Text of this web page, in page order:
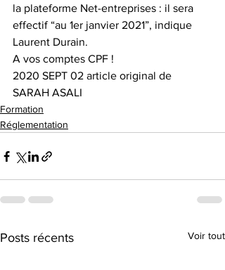
la plateforme Net-entreprises : il sera
effectif “au 1er janvier 2021”, indique
Laurent Durain.
A vos comptes CPF !
2020 SEPT 02 article original de
SARAH ASALI
Formation
Réglementation
Posts récents Voir tout